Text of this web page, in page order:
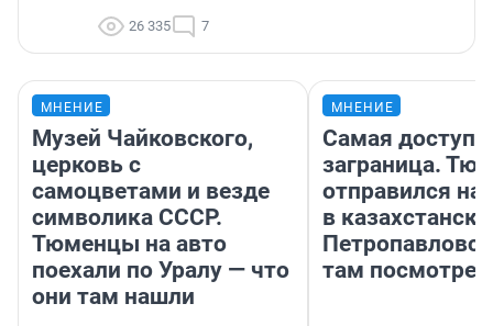
26 335 7
МНЕНИЕ
Музей Чайковского,
церковь с
самоцветами и везде
символика СССР.
Тюменцы на авто
поехали по Уралу — что
они там нашли
МНЕНИЕ
Самая
заграница.
отправился
в
там